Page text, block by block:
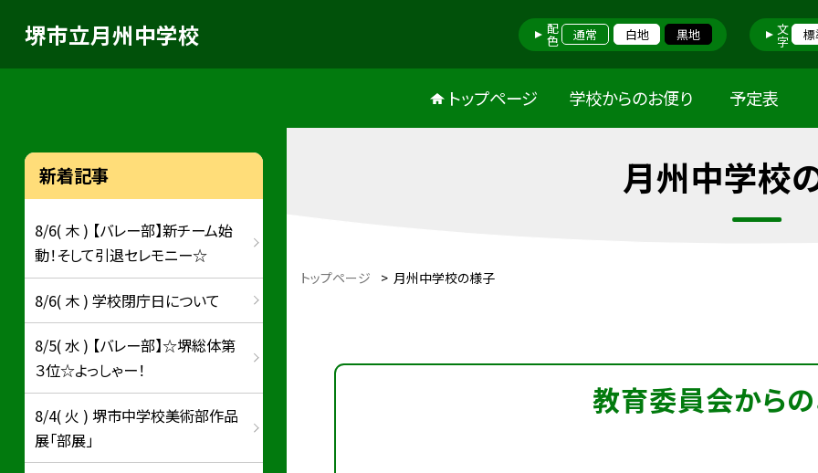
堺市立月州中学校 配色 通常 白地 黒地 文字
トップページ 学校からのお便り 予定表
月州中学校
トップページ > 月州中学校の様子
教育委員会から
新着記事
8/6( 木 ) 【バレー部】新チーム始
動！そして引退セレモニー☆
8/6( 木 ) 学校閉庁日について
8/5( 水 ) 【バレー部】☆堺総体第
３位☆よっしゃー！
8/4( 火 ) 堺市中学校美術部作品
展「部展」